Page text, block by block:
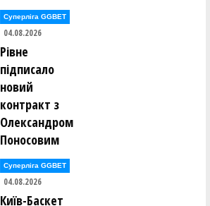
Суперліга GGBET
04.08.2026
Рівне
підписало
новий
контракт з
Олександром
Поносовим
Суперліга GGBET
04.08.2026
Київ-Баскет